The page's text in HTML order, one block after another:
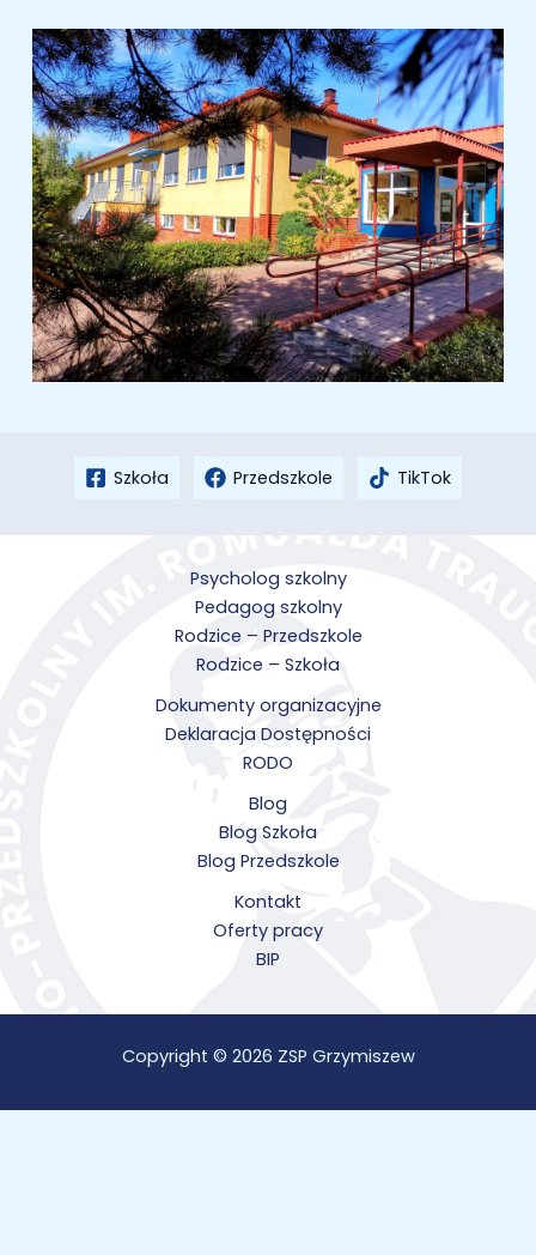
Szkoła Przedszkole TikTok
Psycholog szkolny
Pedagog szkolny
Rodzice – Przedszkole
Rodzice – Szkoła
Dokumenty organizacyjne
Deklaracja Dostępności
RODO
Blog
Blog Szkoła
Blog Przedszkole
Kontakt
Oferty pracy
BIP
Copyright © 2026 ZSP Grzymiszew